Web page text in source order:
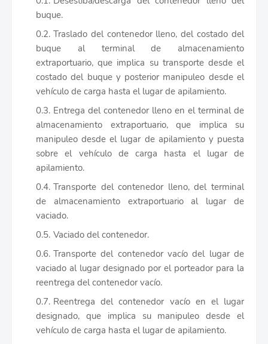
buque.
Traslado del contenedor lleno, del costado del
buque al terminal de almacenamiento
extraportuario, que implica su transporte desde el
costado del buque y posterior manipuleo desde el
vehículo de carga hasta el lugar de apilamiento.
Entrega del contenedor lleno en el terminal de
almacenamiento extraportuario, que implica su
manipuleo desde el lugar de apilamiento y puesta
sobre el vehículo de carga hasta el lugar de
apilamiento.
Transporte del contenedor lleno, del terminal
de almacenamiento extraportuario al lugar de
vaciado.
Vaciado del contenedor.
Transporte del contenedor vacío del lugar de
vaciado al lugar designado por el porteador para la
reentrega del contenedor vacío.
Reentrega del contenedor vacío en el lugar
designado, que implica su manipuleo desde el
vehículo de carga hasta el lugar de apilamiento.